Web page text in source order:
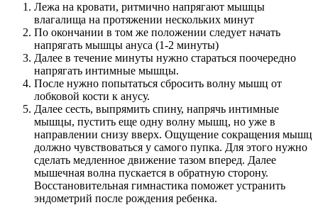
Лежа на кровати, ритмично напрягают мышцы
влагалища на протяжении нескольких минут
По окончании в том же положении следует начать
напрягать мышцы ануса (1-2 минуты)
Далее в течение минуты нужно стараться поочередно
напрягать интимные мышцы.
После нужно попытаться сбросить волну мышц от
лобковой кости к анусу.
Далее сесть, выпрямить спину, напрячь интимные
мышцы, пустить еще одну волну мышц, но уже в
направлении снизу вверх. Ощущение сокращения мышц
должно чувствоваться у самого пупка. Для этого нужно
сделать медленное движение тазом вперед. Далее
мышечная волна пускается в обратную сторону.
Восстановительная гимнастика поможет устранить
эндометрий после рождения ребенка.